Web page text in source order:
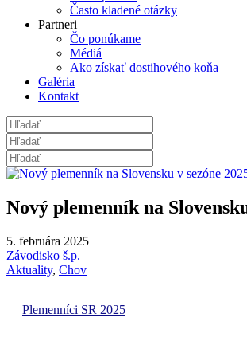
Často kladené otázky
Partneri
Čo ponúkame
Médiá
Ako získať dostihového koňa
Galéria
Kontakt
Nový plemenník na
5. februára 2025
Závodisko š.p.
Aktuality, Chov
Plemenníci SR 2025